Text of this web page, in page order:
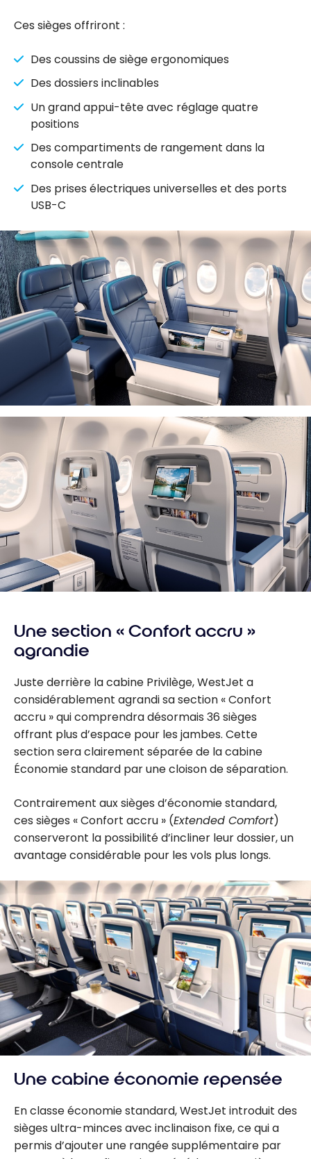
Ces sièges offriront :
Des coussins de siège ergonomiques
Des dossiers inclinables
Un grand appui-tête avec réglage quatre
positions
Des compartiments de rangement dans la
console centrale
Des prises électriques universelles et des ports
USB-C
Une section « Confort accru »
agrandie
Juste derrière la cabine Privilège, WestJet a
considérablement agrandi sa section « Confort
accru » qui comprendra désormais 36 sièges
offrant plus d’espace pour les jambes. Cette
section sera clairement séparée de la cabine
Économie standard par une cloison de séparation.
Contrairement aux sièges d’économie standard,
ces sièges « Confort accru » (Extended Comfort)
conserveront la possibilité d’incliner leur dossier, un
avantage considérable pour les vols plus longs.
Une cabine économie repensée
En classe économie standard, WestJet introduit des
sièges ultra-minces avec inclinaison fixe, ce qui a
permis d’ajouter une rangée supplémentaire par